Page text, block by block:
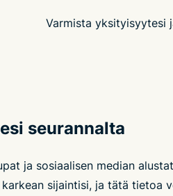
Varmista yksityisyytesi
seurannalta
ja sosiaalisen median
sijaintisi, ja tätä tietoa